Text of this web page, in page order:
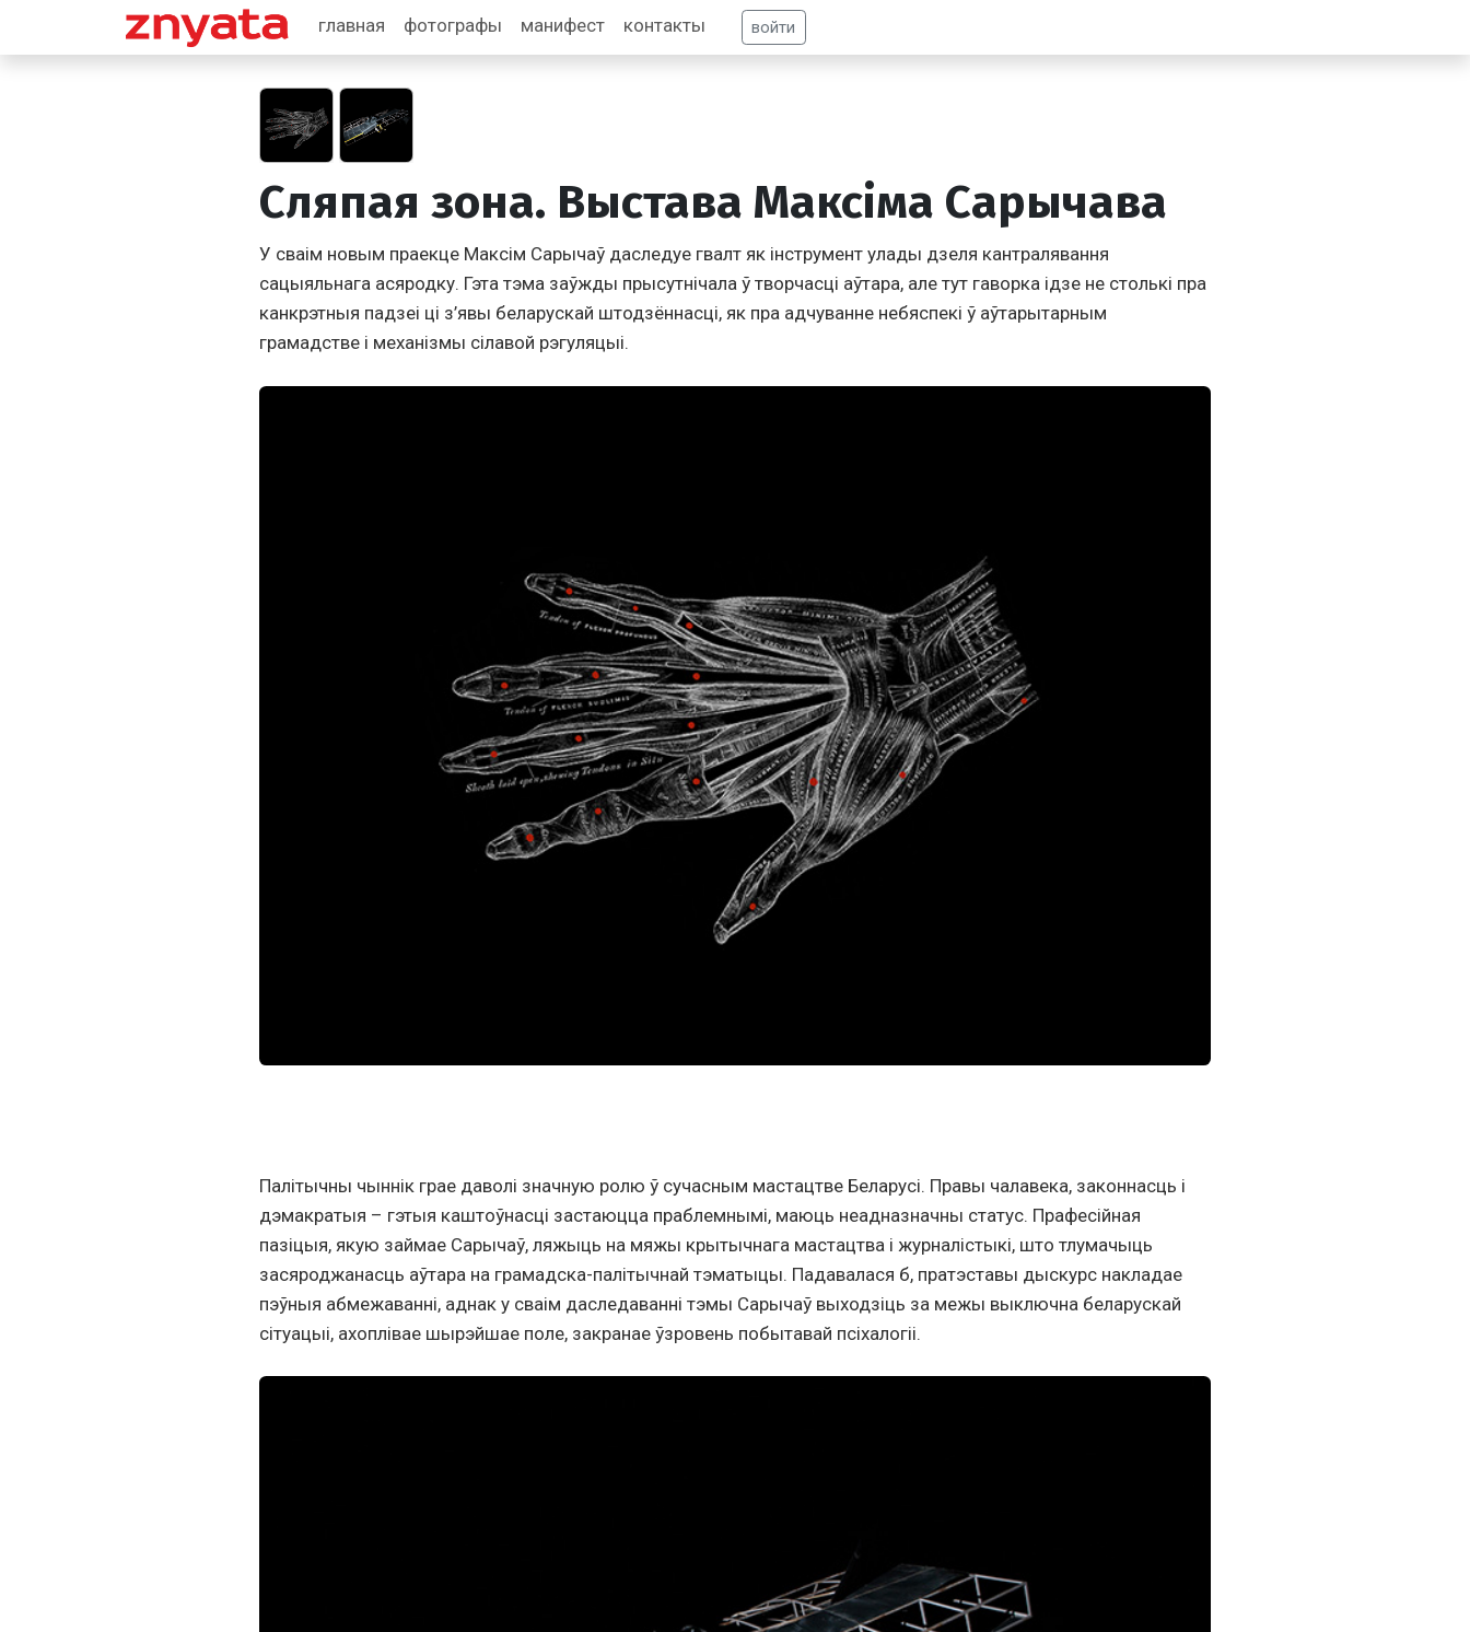
главная фотографы манифест контакты войти
Сляпая зона. Выстава Максіма Сарычава
У сваім новым праекце Максім Сарычаў даследуе гвалт як інструмент улады дзеля кантралявання
сацыяльнага асяродку. Гэта тэма заўжды прысутнічала ў творчасці аўтара, але тут гаворка ідзе не столькі пра
канкрэтныя падзеі ці з’явы беларускай штодзённасці, як пра адчуванне небяспекі ў аўтарытарным
грамадстве і механізмы сілавой рэгуляцыі.
Палітычны чыннік грае даволі значную ролю ў сучасным мастацтве Беларусі. Правы чалавека, законнасць і
дэмакратыя – гэтыя каштоўнасці застаюцца праблемнымі, маюць неадназначны статус. Прафесійная
пазіцыя, якую займае Сарычаў, ляжыць на мяжы крытычнага мастацтва і журналістыкі, што тлумачыць
засяроджанасць аўтара на грамадска-палітычнай тэматыцы. Падавалася б, пратэставы дыскурс накладае
пэўныя абмежаванні, аднак у сваім даследаванні тэмы Сарычаў выходзіць за межы выключна беларускай
сітуацыі, ахоплівае шырэйшае поле, закранае ўзровень побытавай псіхалогіі.